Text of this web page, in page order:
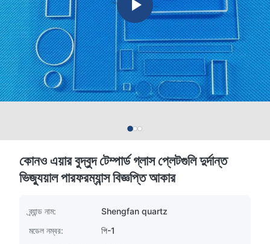
কোনও এয়ার বুদ্বুদ টেম্পার্ড গ্লাস প্লেটগুলি দুর্দান্ত
ভিজ্যুয়াল পারফরম্যান্স বিজ্ঞপ্তি আকার
ব্র্যান্ড নাম:
Shengfan quartz
মডেল নম্বর:
পি-1